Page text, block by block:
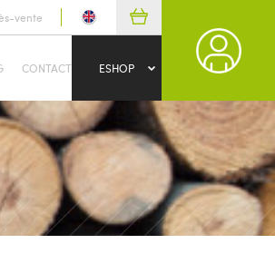
vente
CONTACT ESHOP